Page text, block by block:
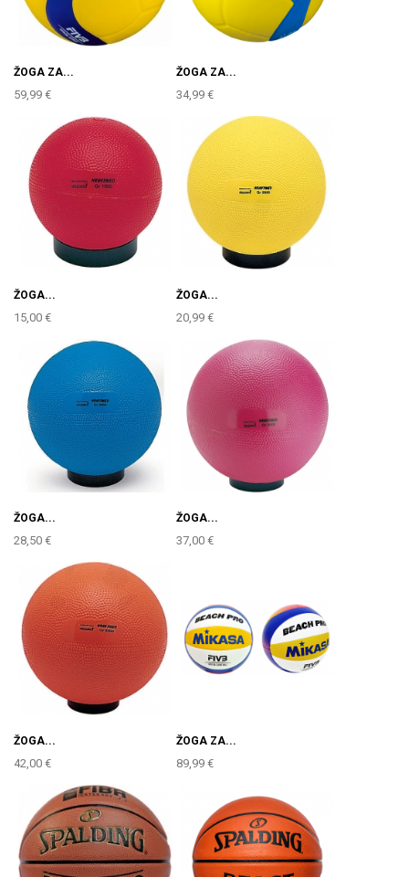
ŽOGA ZA...
59,99 €
ŽOGA ZA...
34,99 €
ŽOGA...
15,00 €
ŽOGA...
20,99 €
ŽOGA...
28,50 €
ŽOGA...
37,00 €
ŽOGA...
42,00 €
ŽOGA ZA...
89,99 €